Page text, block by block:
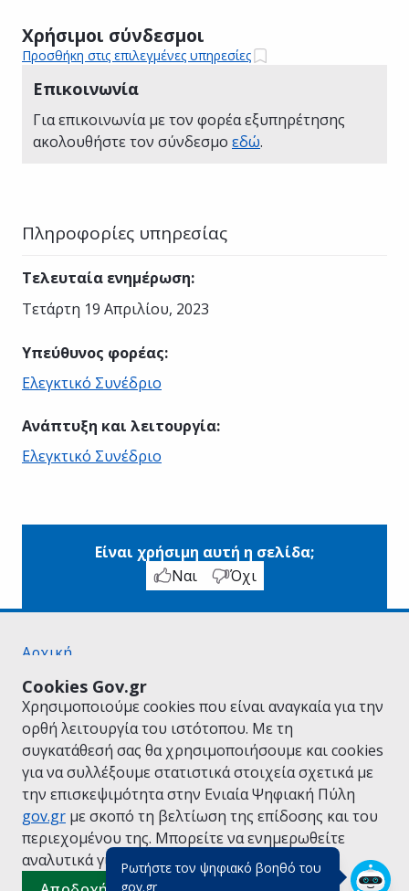
Ρωτήστε τον ψηφιακό βοηθό του
gov.gr(πάτησε για κλείσιμο)
Cookies Gov.gr
Χρησιμοποιούμε cookies που είναι αναγκαία για την
ορθή λειτουργία του ιστότοπου. Με τη
συγκατάθεσή σας θα χρησιμοποιήσουμε και cookies
για να συλλέξουμε στατιστικά στοιχεία σχετικά με
την επισκεψιμότητα στην Ενιαία Ψηφιακή Πύλη
gov.gr με σκοπό τη βελτίωση της επίδοσης και του
περιεχομένου της. Μπορείτε να ενημερωθείτε
αναλυτικά για την Πολιτική Cookies.
Χρήσιμοι σύνδεσμοι
Προσθήκη στις επιλεγμένες υπηρεσίες
Επικοινωνία
Για επικοινωνία με τον φορέα εξυπηρέτησης
ακολουθήστε τον σύνδεσμο εδώ.
Πληροφορίες υπηρεσίας
Τελευταία ενημέρωση:
Τετάρτη 19 Απριλίου, 2023
Υπεύθυνος φορέας:
Ελεγκτικό Συνέδριο
Ανάπτυξη και λειτουργία:
Ελεγκτικό Συνέδριο
Είναι χρήσιμη αυτή η σελίδα;
Ναι
Όχι
Αρχική
Όροι Χρήσης
Πολιτική Απορρήτου
Δήλωση προσβασιμότητας
Πολιτική cookies
Προτάσεις για το gov.gr
Υλοποίηση από το Υπουργείο Ψηφιακής
Διακυβέρνησης
Ελληνικά |Αγγλικά